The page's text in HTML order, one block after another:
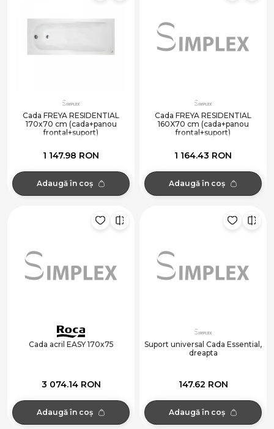
Cada FREYA RESIDENTIAL
170x70 cm (cada+panou
frontal+suport)
1 147.98 RON
Adaugă în coș
Cada FREYA RESIDENTIAL
160X70 cm (cada+panou
frontal+suport)
1 164.43 RON
Adaugă în coș
Cada acril EASY 170x75
3 074.14 RON
Adaugă în coș
Suport universal Cada Essential,
dreapta
147.62 RON
Adaugă în coș